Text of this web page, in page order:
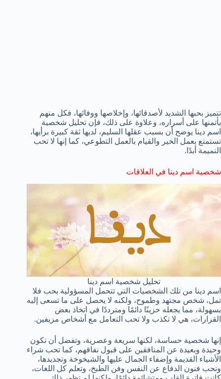
تتميز بحبها الشديد لأصدقائها، وإخلاصها ووفائها، فكل منهم
يأتمنها على أسراره، وعلاوة على ذلك، فإن تحليل شخصية
اسم دينا يوضح أن بسبب عقلها السليم، لديها ثقة كبيرة برأيها،
تستمتع بعمل الخير والقيام بالعمل التطوعي، كما إنها لا تحب
النميمة أبدًا.
شخصية اسم دينا في العلاقات
تحليل شخصية اسم دينا
اسم دينا من تلك الشخصيات التي تتحمل المسؤولية بحب فلا
تمل، شخص مجتهد وطموح، ولكنه لا يحصل على ما تسعى إليه
بسهولة، مما يجعله حزينًا دائمًا ومترددًا في اتخاذ بعض
القرارات، هي لا تكذب ولا تحب التعامل مع أشخاص مزيفين.
إنها شخصية حساسة، لكنها سريعة وعصرية، وتفضل أن تكون
وحيدة وبعيدة عن المنافقين على قبول نفاقهم، كما تحب شراء
الأشياء القديمة وإضفاء الجمال عليها والشيخوخة وتجديدها،
وتحب فنون الدفاع عن النفس وفن الطبخ، وتعلم كل اللغات،